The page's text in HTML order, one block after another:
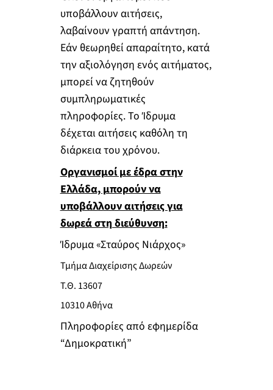
υποβάλλουν αιτήσεις,
λαβαίνουν γραπτή απάντηση.
Εάν θεωρηθεί απαραίτητο, κατά
την αξιολόγηση ενός αιτήματος,
μπορεί να ζητηθούν
συμπληρωματικές
πληροφορίες. Το Ίδρυμα
δέχεται αιτήσεις καθόλη τη
διάρκεια του χρόνου.
Οργανισμοί με έδρα στην
Ελλάδα, μπορούν να
υποβάλλουν αιτήσεις για
δωρεά στη διεύθυνση:
Ίδρυμα «Σταύρος Νιάρχος»
Τμήμα Διαχείρισης Δωρεών
Τ.Θ. 13607
10310 Αθήνα
Πληροφορίες από εφημερίδα
“Δημοκρατική”